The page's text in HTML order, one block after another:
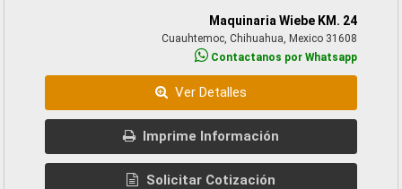
Maquinaria Wiebe KM. 24
Cuauhtemoc, Chihuahua, Mexico 31608
Contactanos por Whatsapp
Ver Detalles
Imprime Información
Solicitar Cotización